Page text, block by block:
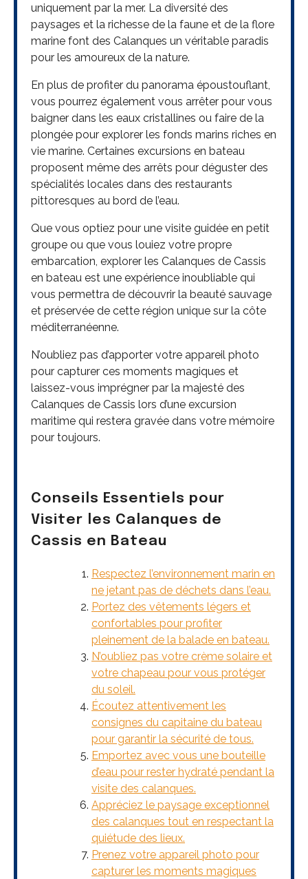
uniquement par la mer. La diversité des
paysages et la richesse de la faune et de la flore
marine font des Calanques un véritable paradis
pour les amoureux de la nature.
En plus de profiter du panorama époustouflant,
vous pourrez également vous arrêter pour vous
baigner dans les eaux cristallines ou faire de la
plongée pour explorer les fonds marins riches en
vie marine. Certaines excursions en bateau
proposent même des arrêts pour déguster des
spécialités locales dans des restaurants
pittoresques au bord de l’eau.
Que vous optiez pour une visite guidée en petit
groupe ou que vous louiez votre propre
embarcation, explorer les Calanques de Cassis
en bateau est une expérience inoubliable qui
vous permettra de découvrir la beauté sauvage
et préservée de cette région unique sur la côte
méditerranéenne.
N’oubliez pas d’apporter votre appareil photo
pour capturer ces moments magiques et
laissez-vous imprégner par la majesté des
Calanques de Cassis lors d’une excursion
maritime qui restera gravée dans votre mémoire
pour toujours.
Conseils Essentiels pour
Visiter les Calanques de
Cassis en Bateau
Respectez l’environnement marin en
ne jetant pas de déchets dans l’eau.
Portez des vêtements légers et
confortables pour profiter
pleinement de la balade en bateau.
N’oubliez pas votre crème solaire et
votre chapeau pour vous protéger
du soleil.
Écoutez attentivement les
consignes du capitaine du bateau
pour garantir la sécurité de tous.
Emportez avec vous une bouteille
d’eau pour rester hydraté pendant la
visite des calanques.
Appréciez le paysage exceptionnel
des calanques tout en respectant la
quiétude des lieux.
Prenez votre appareil photo pour
capturer les moments magiques